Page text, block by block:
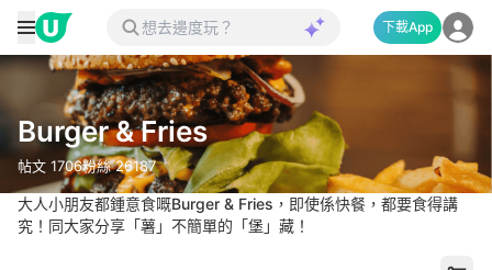
下載App
Burger & Fries
帖文 1706粉絲26187
大人小朋友都鍾意食嘅Burger & Fries，即使係快餐，都要食得講
究！同大家分享「薯」不簡單的「堡」藏！